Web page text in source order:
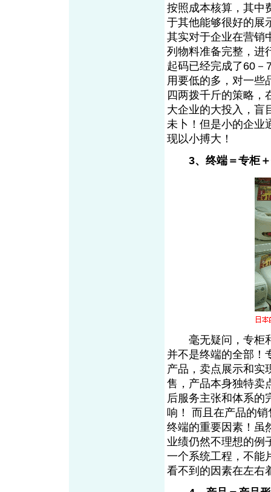
按照成本核算，其中
于其他能够很好的展
其实对于企业在营销
列物料准备完整，进
起码已经完成了60－
用要低的多，对一些
四两拨千斤的策略，
大企业的大投入，盲
未卜！但是小的企业
现以小搏大！
3、终端＝专柜
毫无疑问，专柜和
并不是终端的全部！
产品，卖点展示和实
售，产品本身独特卖
后服务主张和体系的
响！ 而且在产品的
终端的重要因素！虽
业绩仍然不理想的例
一个系统工程，不能
看不到的因素在左